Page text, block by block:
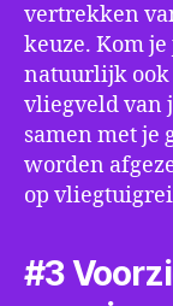
vertrekken
keuze. Kom
natuurlijk ook
vliegveld van
samen met je
worden
op
#3